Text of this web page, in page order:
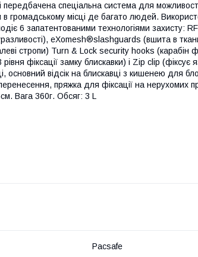
передбачена спеціальна система для
громадському місці де багато людей.
6 запатентованими технологіями захисту:
eXomesh®slashguards (вшита в
стропи) Turn & Lock security hooks (карабін
фіксації замку блискавки) і Zip clip (фіксує
відсік на блискавці з кишенею для
пряжка для фіксації на нерухомих
Вага 360г. Обсяг: 3 L
Pacsafe